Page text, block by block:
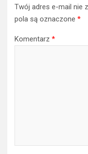
Twój adres e-mail nie
pola są oznaczone *
Komentarz *